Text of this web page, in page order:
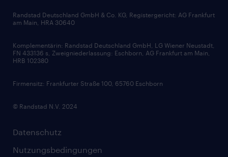
Zertifikate und Auszeichnungen
Bewerbungsratgeber
Soft Skills
Skills
Datenschutz
Nutzungsbedingungen
Randstad Deutschland GmbH & Co. KG, Registergericht: AG Frankfurt
am Main, HRA 30640
Komplementärin: Randstad Deutschland GmbH, LG Wiener Neustadt,
FN 433136 s, Zweigniederlassung: Eschborn, AG Frankfurt am Main,
HRB 102380
Firmensitz: Frankfurter Straße 100, 65760 Eschborn
© Randstad N.V. 2024